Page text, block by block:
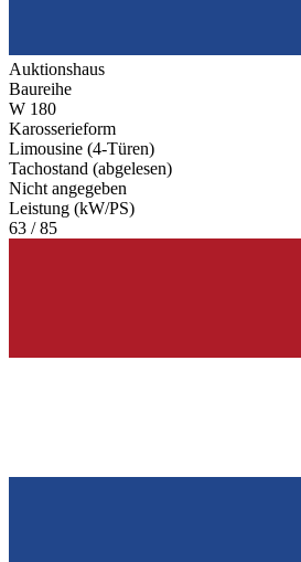
Auktionshaus
Baureihe
W 180
Karosserieform
Limousine (4-Türen)
Tachostand (abgelesen)
Nicht angegeben
Leistung (kW/PS)
63 / 85